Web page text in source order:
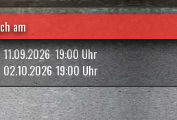
am
11.09.2026 19:00 Uhr
02.10.2026 19:00 Uhr